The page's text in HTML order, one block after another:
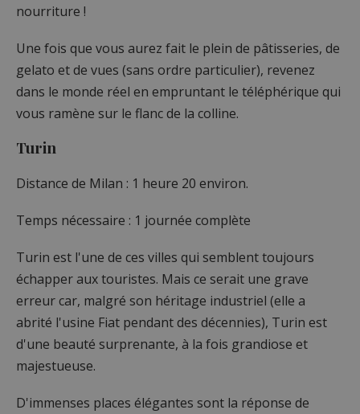
nourriture !
Une fois que vous aurez fait le plein de pâtisseries, de
gelato et de vues (sans ordre particulier), revenez
dans le monde réel en empruntant le téléphérique qui
vous ramène sur le flanc de la colline.
Turin
Distance de Milan : 1 heure 20 environ.
Temps nécessaire : 1 journée complète
Turin est l'une de ces villes qui semblent toujours
échapper aux touristes. Mais ce serait une grave
erreur car, malgré son héritage industriel (elle a
abrité l'usine Fiat pendant des décennies), Turin est
d'une beauté surprenante, à la fois grandiose et
majestueuse.
D'immenses places élégantes sont la réponse de